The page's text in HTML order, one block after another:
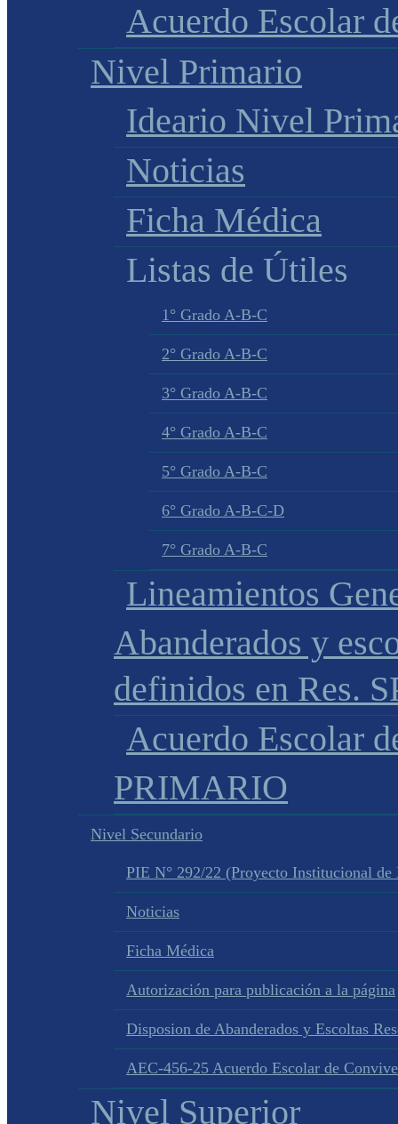
Acuerdo Escolar
Nivel Primario
Ideario Nivel
Noticias
Ficha Médica
Listas de Útiles
1° Grado A-B-C
2° Grado A-B-C
3° Grado A-B-C
4° Grado A-B-C
5° Grado A-B-C
6° Grado A-B-C-D
7° Grado A-B-C
Lineamientos
Abanderados y
definidos en Res.
Acuerdo Escolar
PRIMARIO
Nivel Secundario
PIE N° 292/22 (Proyecto Institucional de
Noticias
Ficha Médica
Autorización para publicación a la página
Disposion de Abanderados y Escoltas
AEC-456-25 Acuerdo Escolar de
Nivel Superior